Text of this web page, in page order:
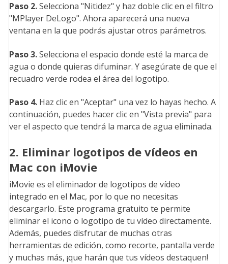
Paso 2.Selecciona "Nitidez" y haz doble clic en el filtro
"MPlayer DeLogo". Ahora aparecerá una nueva
ventana en la que podrás ajustar otros parámetros.
Paso 3.Selecciona el espacio donde esté la marca de
agua o donde quieras difuminar. Y asegúrate de que el
recuadro verde rodea el área del logotipo.
Paso 4.Haz clic en "Aceptar" una vez lo hayas hecho. A
continuación, puedes hacer clic en "Vista previa" para
ver el aspecto que tendrá la marca de agua eliminada.
2. Eliminar logotipos de vídeos en
Mac con iMovie
iMovie es el eliminador de logotipos de vídeo
integrado en el Mac, por lo que no necesitas
descargarlo. Este programa gratuito te permite
eliminar el icono o logotipo de tu vídeo directamente.
Además, puedes disfrutar de muchas otras
herramientas de edición, como recorte, pantalla verde
y muchas más, ¡que harán que tus vídeos destaquen!